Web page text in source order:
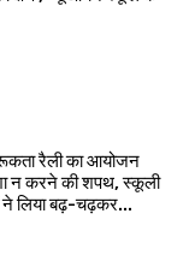
रैली का आयोजन
न करने की शपथ, स्कूली
ने लिया बढ़-चढ़कर...